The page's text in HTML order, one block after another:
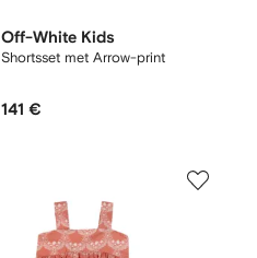
Off-White Kids
Shortsset met Arrow-print
141 €